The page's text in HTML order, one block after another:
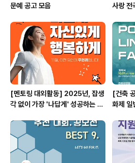
문예 공고 모음
사랑 전
[멘토링 대외활동] 2025년, 잡생
각 없이 가장 '나답게' 성공하는 법
[건축
화제 일